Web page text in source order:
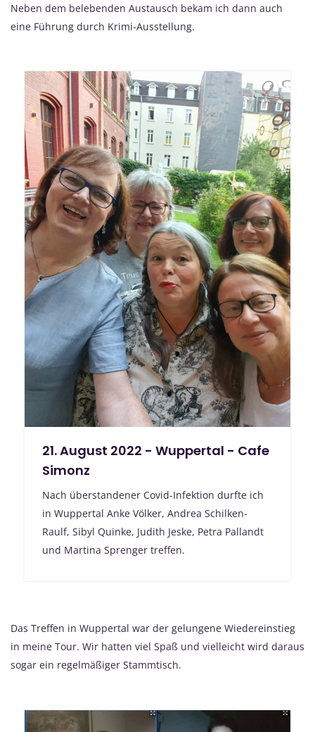
Neben dem belebenden Austausch bekam ich dann auch
eine Führung durch Krimi-Ausstellung.
21. August 2022 - Wuppertal - Cafe
Simonz
Nach überstandener Covid-Infektion durfte ich
in Wuppertal Anke Völker, Andrea Schilken-
Raulf, Sibyl Quinke, Judith Jeske, Petra Pallandt
und Martina Sprenger treffen.
Das Treffen in Wuppertal war der gelungene Wiedereinstieg
in meine Tour. Wir hatten viel Spaß und vielleicht wird daraus
sogar ein regelmäßiger Stammtisch.